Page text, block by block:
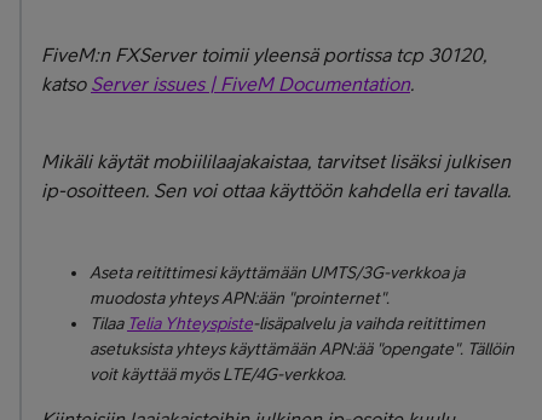
FiveM:n FXServer toimii yleensä portissa tcp 30120,
katso Server issues | FiveM Documentation.
Mikäli käytät mobiililaajakaistaa, tarvitset lisäksi julkisen
ip-osoitteen. Sen voi ottaa käyttöön kahdella eri tavalla.
Aseta reitittimesi käyttämään UMTS/3G-verkkoa ja
muodosta yhteys APN:ään "prointernet".
Tilaa Telia Yhteyspiste-lisäpalvelu ja vaihda reitittimen
asetuksista yhteys käyttämään APN:ää "opengate". Tällöin
voit käyttää myös LTE/4G-verkkoa.